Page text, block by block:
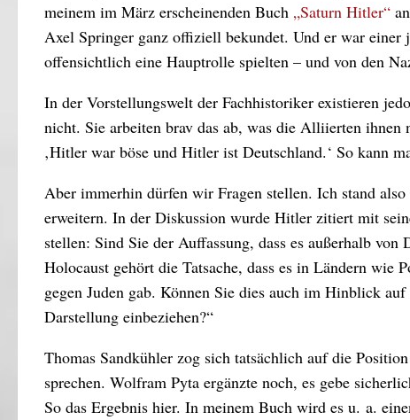
meinem im März erscheinenden Buch „Saturn Hitler“
Axel Springer ganz offiziell bekundet. Und er war
offensichtlich eine Hauptrolle spielten – und von den
In der Vorstellungswelt der Fachhistoriker existieren
nicht. Sie arbeiten brav das ab, was die Alliierten ihnen
‚Hitler war böse und Hitler ist Deutschland.‘ So kann
Aber immerhin dürfen wir Fragen stellen. Ich stand
erweitern. In der Diskussion wurde Hitler zitiert mit
stellen: Sind Sie der Auffassung, dass es außerhalb
Holocaust gehört die Tatsache, dass es in Ländern wie
gegen Juden gab. Können Sie dies auch im Hinblick
Darstellung einbeziehen?“
Thomas Sandkühler zog sich tatsächlich auf die
sprechen. Wolfram Pyta ergänzte noch, es gebe
So das Ergebnis hier. In meinem Buch wird es u. a.